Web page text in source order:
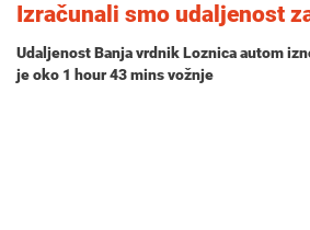
Izračunali smo udaljenost
Udaljenost Banja vrdnik Loznica autom
je oko 1 hour 43 minsvožnje